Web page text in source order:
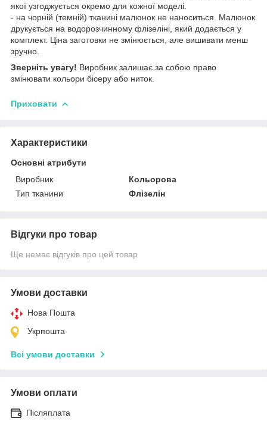
якої узгоджується окремо для кожної моделі.
- на чорній (темній) тканині малюнок не наноситься. Малюнок
друкується на водорозчинному флізеліні, який додається у
комплект. Ціна заготовки не змінюється, але вишивати менш
зручно.
Зверніть увагу! Виробник залишає за собою право
змінювати кольори бісеру або ниток.
Приховати
Характеристики
Основні атрибути
Виробник
Кольорова
Тип тканини
Флізелін
Відгуки про товар
Ще немає відгуків про цей товар
Умови доставки
Нова Пошта
Укрпошта
Всі умови доставки
Умови оплати
Післяплата